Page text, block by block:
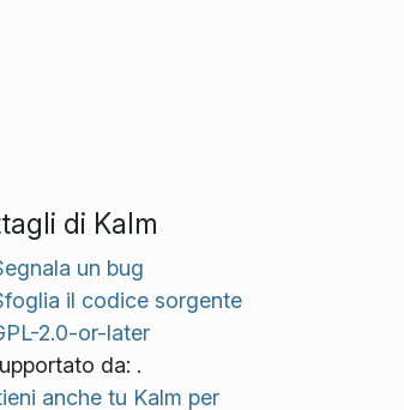
di Kalm
un bug
il codice sorgente
2.0-or-later
da: .
anche tu Kalm per